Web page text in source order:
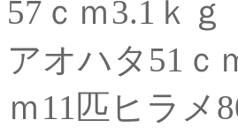
57ｃｍ3.1ｋ
アオハタ51
ｍ11匹ヒラ